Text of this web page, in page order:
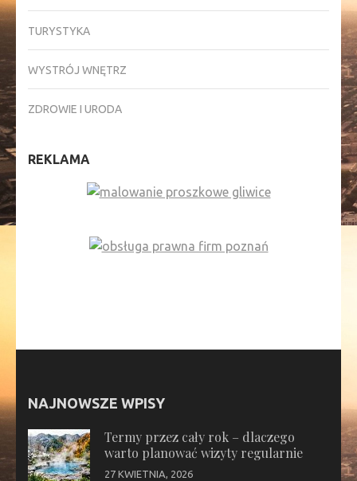
TURYSTYKA
WYSTRÓJ WNĘTRZ
ZDROWIE I URODA
REKLAMA
NAJNOWSZE WPISY
Termy przez cały rok – dlaczego
warto planować wizyty regularnie
27 KWIETNIA, 2026